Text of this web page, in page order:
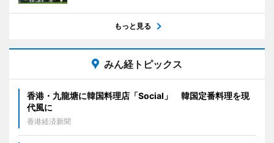
もっと見る
みん経トピックス
香港・九龍塘に韓国料理店「Social」 韓国定番料理を現
代風に
香港経済新聞